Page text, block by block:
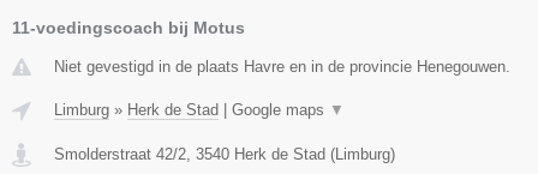
11-voedingscoach bij Motus
Niet gevestigd in de plaats Havre en in de provincie Henegouwen.
Limburg » Herk de Stad Google maps ▼
Smolderstraat 42/2, 3540 Herk de Stad (Limburg)